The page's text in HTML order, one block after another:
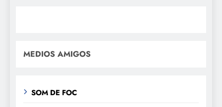
MEDIOS AMIGOS
SOM DE FOC